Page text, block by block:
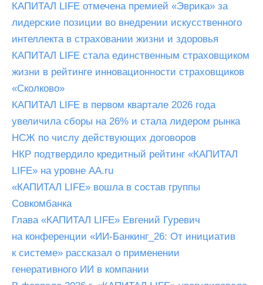
КАПИТАЛ LIFE отмечена премией «Эврика» за
лидерские позиции во внедрении искусственного
интеллекта в страховании жизни и здоровья
КАПИТАЛ LIFE стала единственным страховщиком
жизни в рейтинге инновационности страховщиков
«Сколково»
КАПИТАЛ LIFE в первом квартале 2026 года
увеличила сборы на 26% и стала лидером рынка
НСЖ по числу действующих договоров
НКР подтвердило кредитный рейтинг «КАПИТАЛ
LIFE» на уровне AA.ru
«КАПИТАЛ LIFE» вошла в состав группы
Совкомбанка
Глава «КАПИТАЛ LIFE» Евгений Гуревич
на конференции «ИИ-Банкинг_26: От инициатив
к системе» рассказал о применении
генеративного ИИ в компании